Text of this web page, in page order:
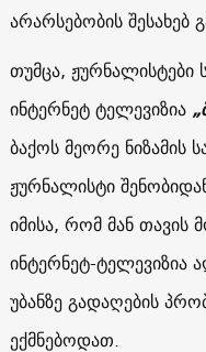
არარსებობის შესახებ
თუმცა, ჟურნალისტები
ინტერნეტ ტელევიზია
ბაქოს მეორე ნიზამის
ჟურნალისტი
იმისა, რომ მან
ინტერნეტ-ტელევიზია
უბანზე გადაღების
ექმნებოდათ.